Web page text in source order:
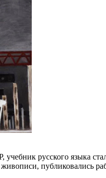
русского языка
публиковались